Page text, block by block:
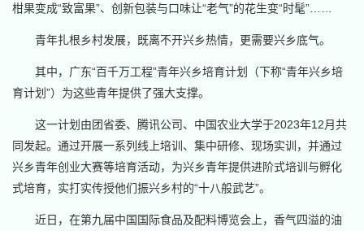
柑果变成“致富果”、创新包装与口味让“老气”的花生变“时髦”……
青年扎根乡村发展，既离不开兴乡热情，更需要兴乡底气。
其中，广东“百千万工程”青年兴乡培育计划（下称“青年兴乡培
育计划”）为这些青年提供了强大支撑。
这一计划由团省委、腾讯公司、中国农业大学于2023年12月共
同发起。通过开展一系列线上培训、集中研修、现场实训，并通过
兴乡青年创业大赛等培育活动，为兴乡青年提供进阶式培训与孵化
式培育，实打实传授他们振兴乡村的“十八般武艺”。
近日，在第九届中国国际食品及配料博览会上，香气四溢的油